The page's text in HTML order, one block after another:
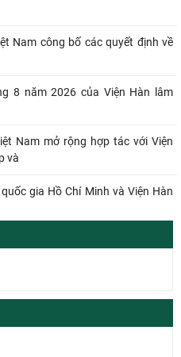
Nam công bố các quyết định về
8 năm 2026 của Viện Hàn lâm
Nam mở rộng hợp tác với Viện
và
gia Hồ Chí Minh và Viện Hàn
đẩy quan hệ Đối tác Chiến lược
Phát trên cương vị Chủ tịch cách